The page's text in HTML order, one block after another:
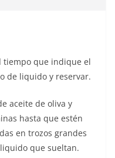
tiempo que indique el
de liquido y reservar.
aceite de oliva y
hasta que estén
en trozos grandes
que sueltan.